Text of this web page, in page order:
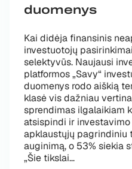
duomenys
Kai didėja finansinis
investuotojų
selektyvūs. Naujausi
platformos „Savy“
duomenys rodo aiškią
klasė vis dažniau
sprendimas ilgalaikiam
atsispindi ir
apklaustųjų pagrindiniu
auginimą, o 53% siekia
„Šie tikslai…„Kai